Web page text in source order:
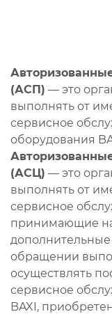
(АСП) — это
выполнять от
сервисное
оборудования
(АСЦ) — это
выполнять от
сервисное
принимающие
дополнительные
обращении
осуществлять
сервисное
BAXI,